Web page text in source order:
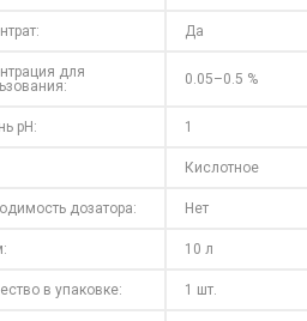
Да
для
0.05–0.5 %
pH: 1
Кислотное
дозатора: Нет
10 л
в упаковке: 1 шт.